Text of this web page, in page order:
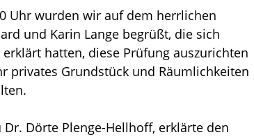
Uhr wurden wir auf dem herrlichen
und Karin Lange begrüßt, die sich
hatten, diese Prüfung auszurichten
privates Grundstück und Räumlichkeiten
Dr. Dörte Plenge-Hellhoff, erklärte den